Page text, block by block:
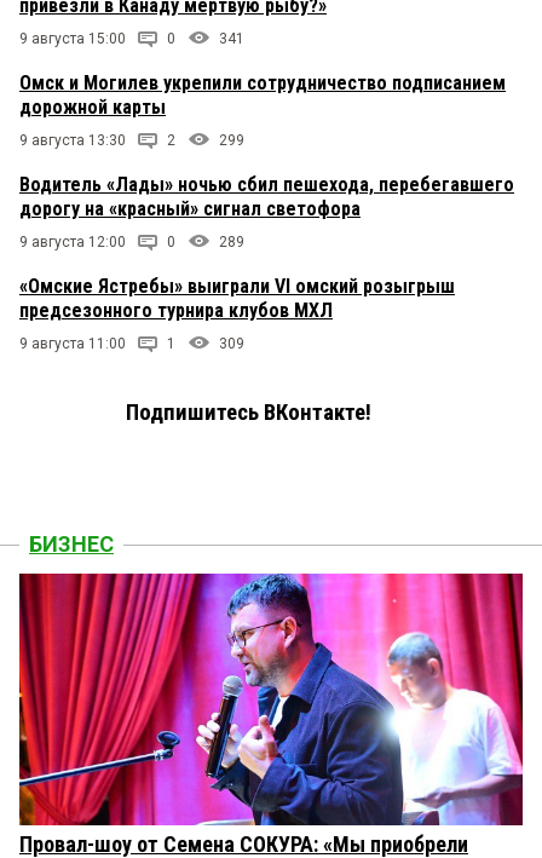
привезли в Канаду мертвую рыбу?»
9 августа 15:00 0 341
Омск и Могилев укрепили сотрудничество подписанием
дорожной карты
9 августа 13:30 2 299
Водитель «Лады» ночью сбил пешехода, перебегавшего
дорогу на «красный» сигнал светофора
9 августа 12:00 0 289
«Омские Ястребы» выиграли VI омский розыгрыш
предсезонного турнира клубов МХЛ
9 августа 11:00 1 309
Подпишитесь ВКонтакте!
БИЗНЕС
Провал-шоу от Семена СОКУРА: «Мы приобрели